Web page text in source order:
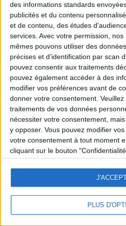
des informations standards
publicités et du contenu
et de contenu, des études
services. Avec votre permission,
mêmes pouvons utiliser des
précises et d’identification par scan
pouvez consentir aux traitements
pouvez également accéder à des
modifier vos préférences avant de
donner votre consentement.
traitements de vos données
nécessiter votre consentement,
y opposer. Vous pouvez modifier
votre consentement à tout moment
cliquant sur le bouton
PLUS